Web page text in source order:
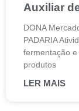
Auxiliar
DONA
PADARIA
fermentação
produtos
LER MAIS